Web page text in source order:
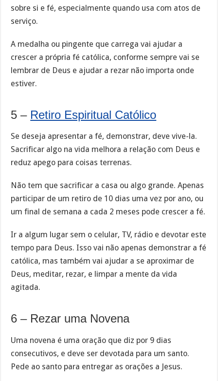
sobre si e fé, especialmente quando usa com atos de
serviço.
A medalha ou pingente que carrega vai ajudar a
crescer a própria fé católica, conforme sempre vai se
lembrar de Deus e ajudar a rezar não importa onde
estiver.
5 – Retiro Espiritual Católico
Se deseja apresentar a fé, demonstrar, deve vive-la.
Sacrificar algo na vida melhora a relação com Deus e
reduz apego para coisas terrenas.
Não tem que sacrificar a casa ou algo grande. Apenas
participar de um retiro de 10 dias uma vez por ano, ou
um final de semana a cada 2 meses pode crescer a fé.
Ir a algum lugar sem o celular, TV, rádio e devotar este
tempo para Deus. Isso vai não apenas demonstrar a fé
católica, mas também vai ajudar a se aproximar de
Deus, meditar, rezar, e limpar a mente da vida
agitada.
6 – Rezar uma Novena
Uma novena é uma oração que diz por 9 dias
consecutivos, e deve ser devotada para um santo.
Pede ao santo para entregar as orações a Jesus.